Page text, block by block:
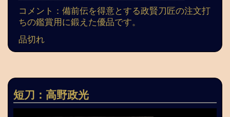
コメント：備前伝を得意とする政賢刀匠の注文打
ちの鑑賞用に鍛えた優品です。
品切れ
短刀：高野政光